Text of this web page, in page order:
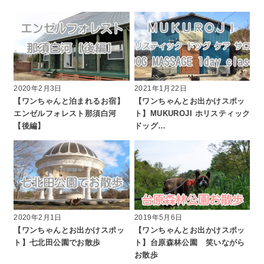
2020年2月3日
【ワンちゃんと泊まれるお宿】
エンゼルフォレスト那須白河
【後編】
2021年1月22日
【ワンちゃんとお出かけスポッ
ト】MUKUROJI ホリスティック
ドッグ…
2020年2月1日
【ワンちゃんとお出かけスポッ
ト】七北田公園でお散歩
2019年5月6日
【ワンちゃんとお出かけスポッ
ト】台原森林公園 笑いながら
お散歩